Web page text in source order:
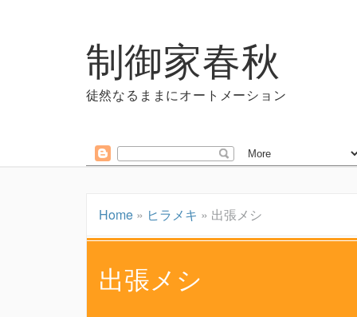
制御家春秋
徒然なるままにオートメーション
Home» ヒラメキ » 出張メシ
出張メシ